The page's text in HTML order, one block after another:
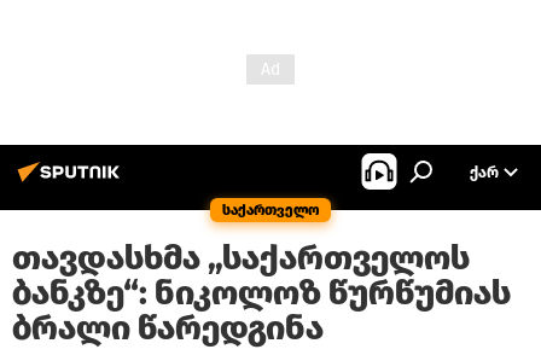
საქართველო
ᲥᲐᲠ
თავდასხმა „საქართველოს
ბანკზე“: ნიკოლოზ წურწუმიას
ბრალი წარედგინა